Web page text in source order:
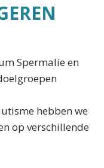
Spermalie en
hebben we
op verschillende